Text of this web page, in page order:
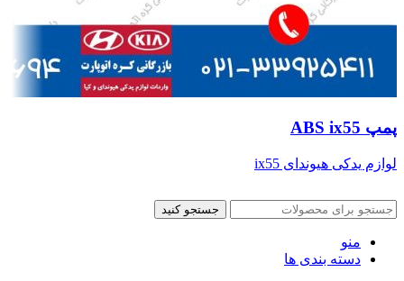
پمپ ABS ix55
لوازم یدکی هیوندای ix55
جستجو کنید
منو
دسته بندی ها